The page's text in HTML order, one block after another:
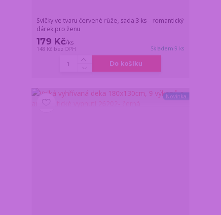
Svíčky ve tvaru červené růže, sada 3 ks – romantický
dárek pro ženu
179 Kč/ks
148 Kč bez DPH Skladem 9 ks
Do košíku
Novinka